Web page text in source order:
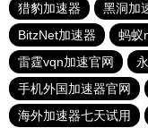
猎豹加速器
黑洞加
BitzNet加速器
蚂蚁
雷霆vqn加速官网
手机外国加速器官网
海外加速器七天试用